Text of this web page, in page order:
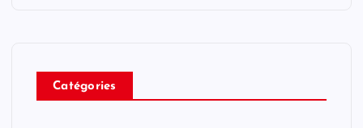
Catégories